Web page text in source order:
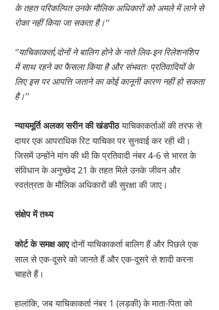
के तहत परिकल्पित उनके मौलिक अधिकारों को अमले में लाने से
रोका नहीं किया जा सकता है।''
''याचिकाकर्ता,दोनों ने बालिग होने के नाते लिव-इन रिलेशनशिप
में साथ रहने का फैसला किया है और संभवतः प्रतिवादियों के
लिए इस पर आपत्ति जताने का कोई कानूनी कारण नहीं हो सकता
है।''
न्यायमूर्ति अलका सरीन की खंडपीठयाचिकाकर्ताओं की तरफ से
दायर एक आपराधिक रिट याचिका पर सुनवाई कर रही थी।
जिसमें उन्होंने मांग की थी कि प्रतिवादी नंबर 4-6 से भारत के
संविधान के अनुच्छेद 21 के तहत मिले उनके जीवन और
स्वतंत्रता के मौलिक अधिकारों की सुरक्षा की जाए।
संक्षेप में तथ्य
कोर्ट के समक्ष आएदोनों याचिकाकर्ता बालिग हैं और पिछले एक
साल से एक-दूसरे को जानते हैं और एक-दूसरे से शादी करना
चाहते हैं।
हालांकि, जब याचिकाकर्ता नंबर 1 (लड़की) के माता-पिता को